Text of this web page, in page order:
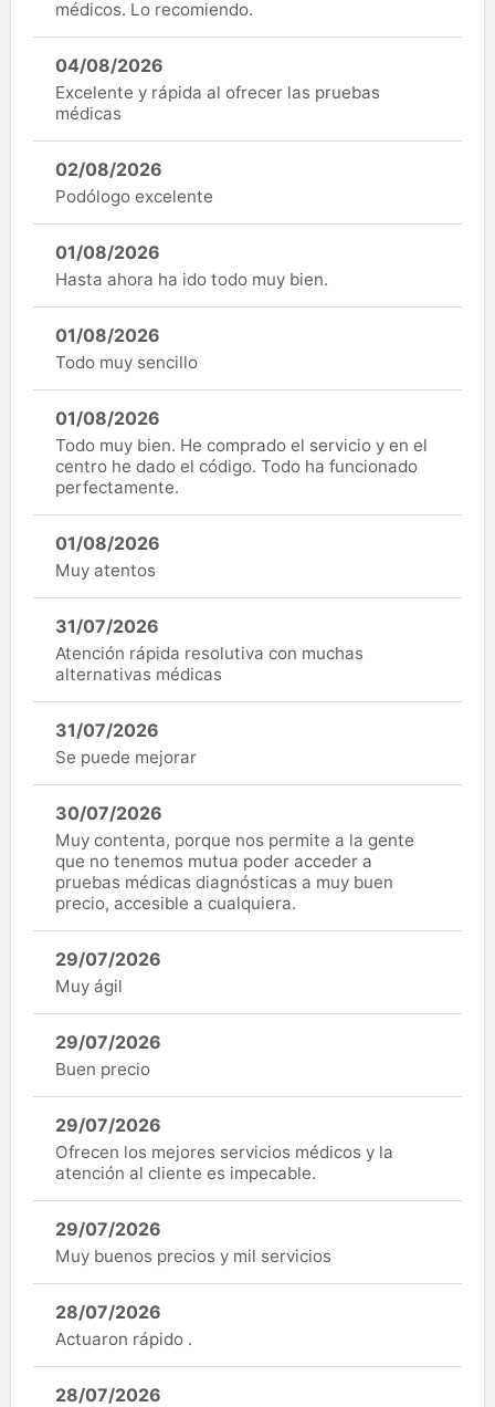
médicos. Lo recomiendo.
04/08/2026
Excelente y rápida al ofrecer las pruebas
médicas
02/08/2026
Podólogo excelente
01/08/2026
Hasta ahora ha ido todo muy bien.
01/08/2026
Todo muy sencillo
01/08/2026
Todo muy bien. He comprado el servicio y en el
centro he dado el código. Todo ha funcionado
perfectamente.
01/08/2026
Muy atentos
31/07/2026
Atención rápida resolutiva con muchas
alternativas médicas
31/07/2026
Se puede mejorar
30/07/2026
Muy contenta, porque nos permite a la gente
que no tenemos mutua poder acceder a
pruebas médicas diagnósticas a muy buen
precio, accesible a cualquiera.
29/07/2026
Muy ágil
29/07/2026
Buen precio
29/07/2026
Ofrecen los mejores servicios médicos y la
atención al cliente es impecable.
29/07/2026
Muy buenos precios y mil servicios
28/07/2026
Actuaron rápido .
28/07/2026